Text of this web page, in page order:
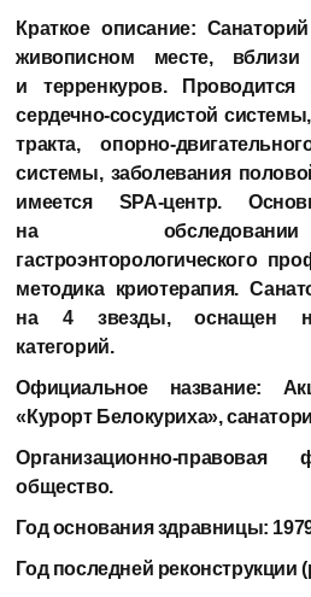
Краткое описание:
живописном месте,
и терренкуров. Проводится
сердечно-сосудистой
тракта, опорно-
системы, заболевания
имеется SPA-центр.
на
гастроэнторологического
методика криотерапия.
на 4 звезды, оснащен
категорий.
Официальное название:
«Курорт Белокуриха»,
Организационно-
общество.
Год основания здравницы:
Год последней реконструкции